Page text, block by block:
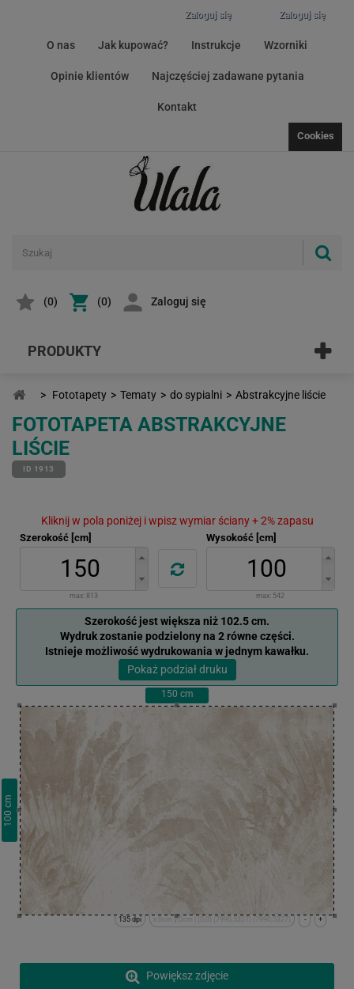
Zaloguj się
Zaloguj się
O nas Jak kupować? Instrukcje Wzorniki
Opinie klientów Najczęściej zadawane pytania
Kontakt
Cookies
(0) (0) Zaloguj się
PRODUKTY
> Fototapety > Tematy > do sypialni > Abstrakcyjne liście
FOTOTAPETA ABSTRAKCYJNE
LIŚCIE
ID 1913
Kliknij w pola poniżej i wpisz wymiar ściany + 2% zapasu
Szerokość [cm]
max: 813
Wysokość [cm]
max: 542
Szerokość jest większa niż 102.5 cm.
Wydruk zostanie podzielony na 2 równe części.
Istnieje możliwość wydrukowania w jednym kawałku.
Pokaż podział druku
150 cm
100
cm
+
-
x:0cm y:0cm | (0,0) (7990,5327) (7990,5327)
135 dpi
Powiększ zdjęcie